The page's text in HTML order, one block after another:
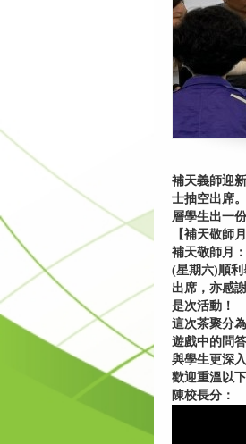
補天義師迎
士抽空出席
層學生出一
【補天敬師
補天敬師月
(星期六)順
出席，亦感
是次活動！
這次茶聚分
遊戲中的問
與學生更深
歡迎重溫以
陳校長分：